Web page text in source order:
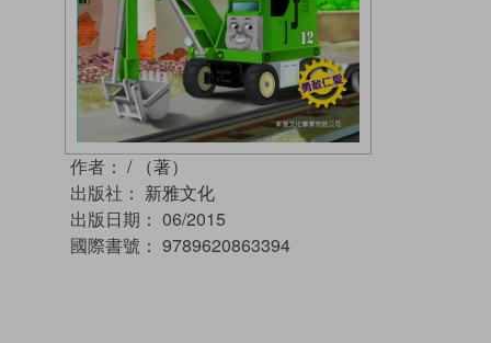
作者： / （著）
出版社： 新雅文化
出版日期： 06/2015
國際書號： 9789620863394